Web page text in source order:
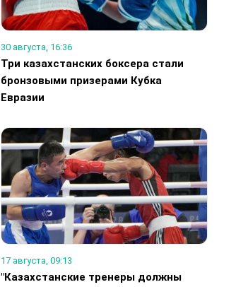
30 августа, 16:36
Три казахстанских боксера стали
бронзовыми призерами Кубка
Евразии
17 августа, 09:13
"Казахстанские тренеры должны